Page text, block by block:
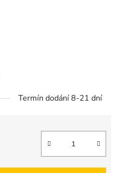
Termín dodání 8-21 dní